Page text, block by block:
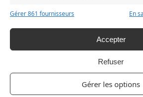
Gérer 861 fournisseurs En
Accepter
Refuser
Gérer les options